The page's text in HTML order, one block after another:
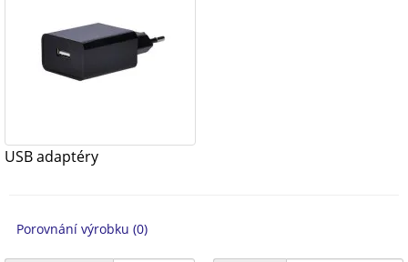
USB adaptéry
Porovnání výrobku (0)